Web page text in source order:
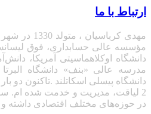
ارتباط با ما
مهدی
مؤسسه عالی حسابداری، فوق
دانشگاه اوکلاهماسیتی آمریکا،
مدرسه عالی «بنف» دانشگاه البرتا
دانشگاه پیسلی اسکاتلند .تاکنون دو
2 لیاقت، مدیریت و خدمت شده ام.
در حوزه‌های مختلف اقتصادی داشته و